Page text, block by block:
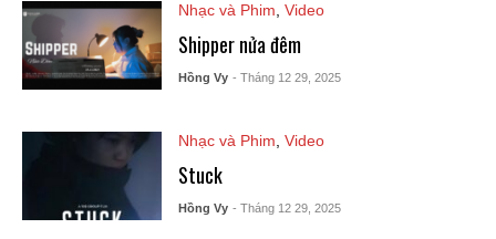
Nhạc và Phim Video
Shipper nửa đêm
Hồng Vy - Tháng 12 29, 2025
Nhạc và Phim Video
Stuck
Hồng Vy - Tháng 12 29, 2025